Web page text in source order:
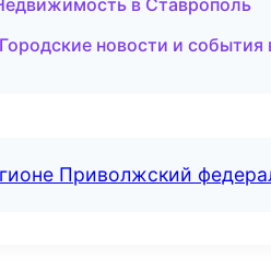
в Ставрополь
новости и
Приволжский